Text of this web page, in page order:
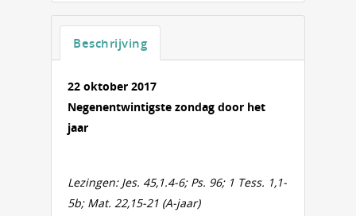
Beschrijving
22 oktober 2017
Negenentwintigste zondag door het
jaar
Lezingen: Jes. 45,1.4-6; Ps. 96; 1 Tess. 1,1-
5b; Mat. 22,15-21 (A-jaar)